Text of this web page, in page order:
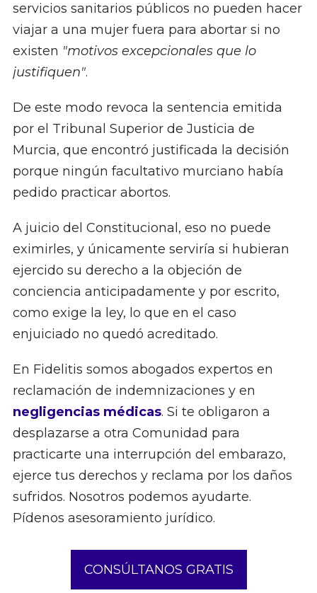
servicios sanitarios públicos no pueden hacer
viajar a una mujer fuera para abortar si no
existen "motivos excepcionales que lo
justifiquen".
De este modo revoca la sentencia emitida
por el Tribunal Superior de Justicia de
Murcia, que encontró justificada la decisión
porque ningún facultativo murciano había
pedido practicar abortos.
A juicio del Constitucional, eso no puede
eximirles, y únicamente serviría si hubieran
ejercido su derecho a la objeción de
conciencia anticipadamente y por escrito,
como exige la ley, lo que en el caso
enjuiciado no quedó acreditado.
En Fidelitis somos abogados expertos en
reclamación de indemnizaciones y en
negligencias médicas. Si te obligaron a
desplazarse a otra Comunidad para
practicarte una interrupción del embarazo,
ejerce tus derechos y reclama por los daños
sufridos. Nosotros podemos ayudarte.
Pídenos asesoramiento jurídico.
CONSÚLTANOS GRATIS